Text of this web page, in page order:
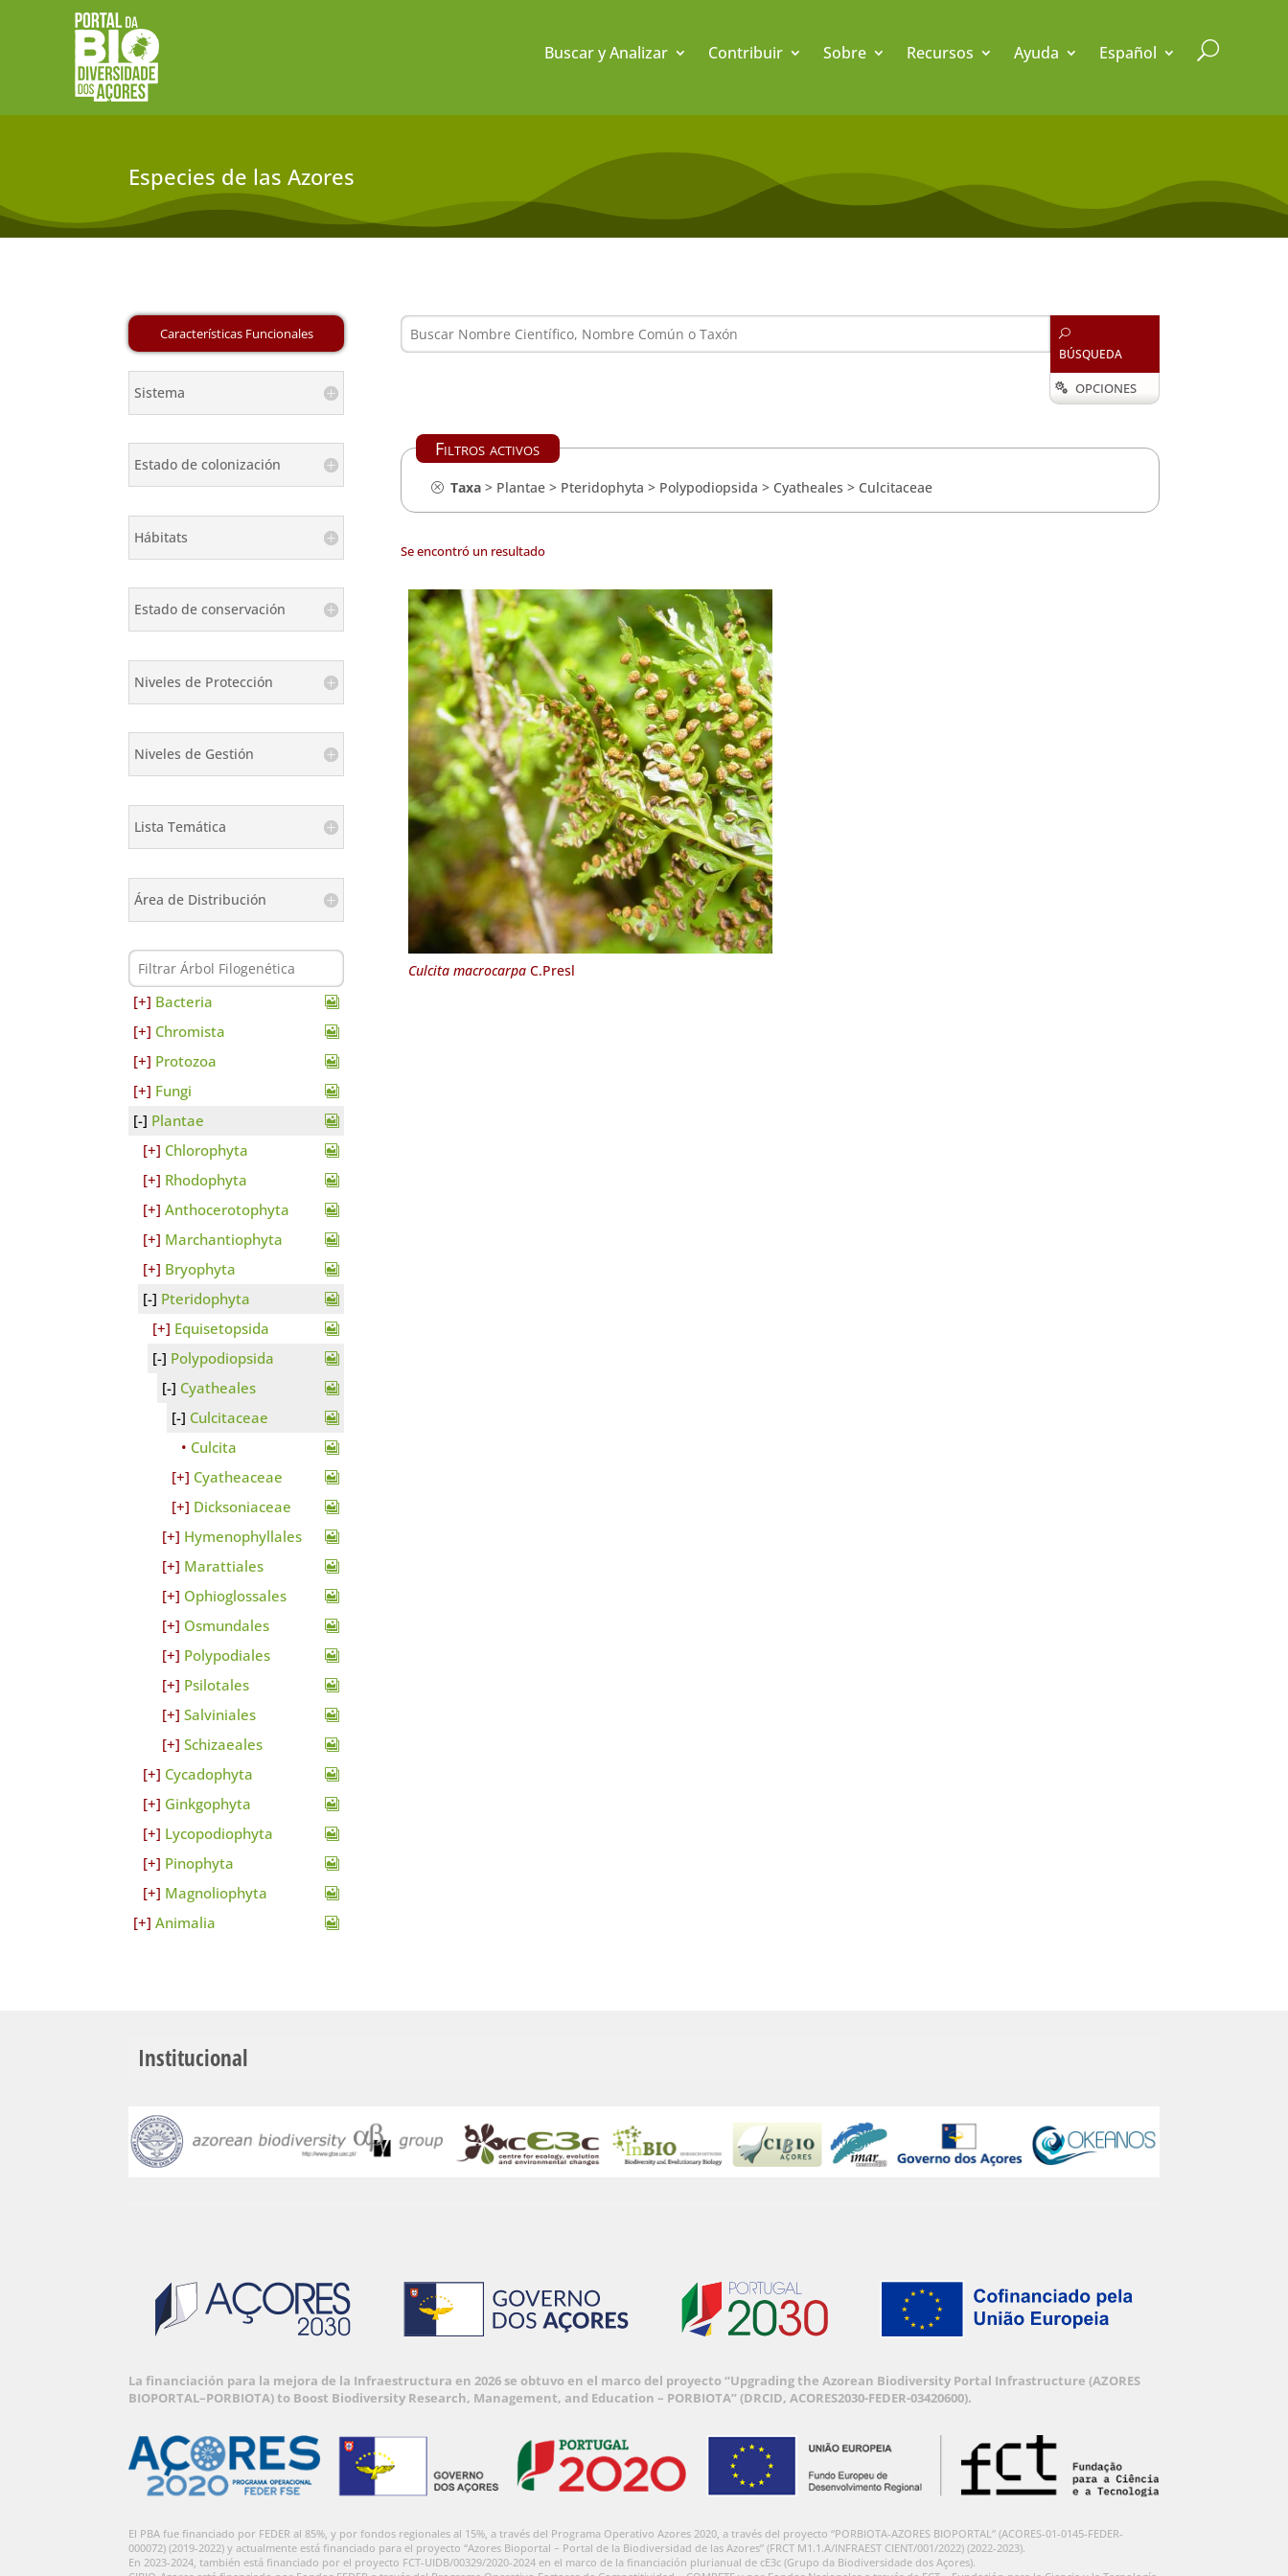
Buscar y Analizar Contribuir Sobre Recursos Ayuda Español U
Especies de las Azores
Sistema
Estado de colonización
Hábitats
Estado de conservación
Niveles de Protección
Niveles de Gestión
Lista Temática
Área de Distribución
Bacteria
Chromista
Protozoa
Fungi
Plantae
Chlorophyta
Rhodophyta
Anthocerotophyta
Marchantiophyta
Bryophyta
Pteridophyta
Equisetopsida
Polypodiopsida
Cyatheales
Culcitaceae
Culcita
Cyatheaceae
Dicksoniaceae
Hymenophyllales
Marattiales
Ophioglossales
Osmundales
Polypodiales
Psilotales
Salviniales
Schizaeales
Cycadophyta
Ginkgophyta
Lycopodiophyta
Pinophyta
Magnoliophyta
Animalia
U
BÚSQUEDA
 OPCIONES
Filtros activos
Taxa> Plantae> Pteridophyta > Polypodiopsida > Cyatheales > Culcitaceae
Se encontró un resultado
Culcita macrocarpaC.Presl
Institucional
La financiación para la mejora de la Infraestructura en 2026 se obtuvo en el marco del proyecto “Upgrading the Azorean Biodiversity Portal Infrastructure (AZORES
BIOPORTAL–PORBIOTA) to Boost Biodiversity Research, Management, and Education – PORBIOTA” (DRCID, ACORES2030-FEDER-03420600).
El PBA fue financiado por FEDER al 85%, y por fondos regionales al 15%, a través del Programa Operativo Azores 2020, a través del proyecto “PORBIOTA-AZORES BIOPORTAL” (ACORES-01-0145-FEDER-
000072) (2019-2022) y actualmente está financiado para el proyecto “Azores Bioportal – Portal de la Biodiversidad de las Azores” (FRCT M1.1.A/INFRAEST CIENT/001/2022) (2022-2023).
En 2023-2024, también está financiado por el proyecto FCT-UIDB/00329/2020-2024 en el marco de la financiación plurianual de cE3c (Grupo da Biodiversidade dos Açores).